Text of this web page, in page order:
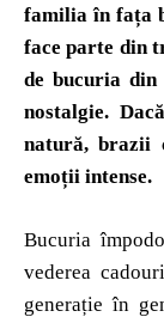
familia în fața
face parte din
de bucuria
nostalgie.
natură, brazii
emoții intense.
Bucuria
vederea
generație în